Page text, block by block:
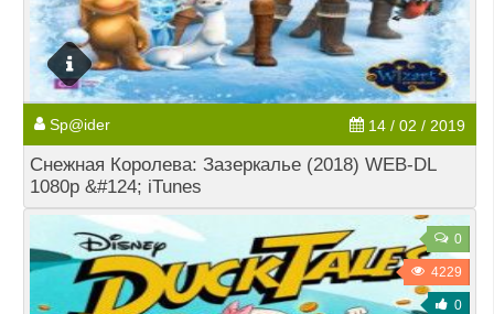
Sp@ider 14 / 02 / 2019
Снежная Королева: Зазеркалье (2018) WEB-DL
1080p &#124; iTunes
0
4229
0